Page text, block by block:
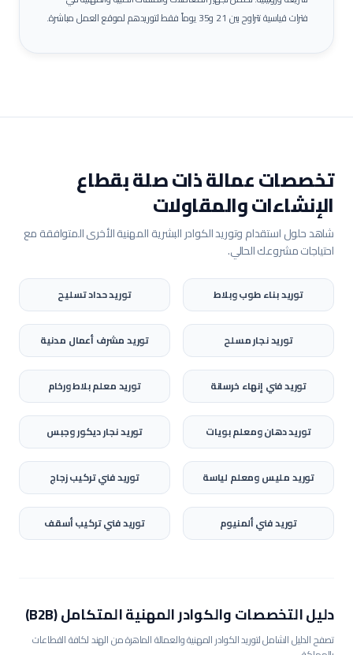
فترات قياسية تتراوح بين 21 و35 يوماً فقط لتوريدهم لموقع العمل مباشرة.
تخصصات عمالة ذات صلة بقطاع
الإنشاءات والمقاولات
شاهد حلول استقدام وتوريد الكوادر البشرية المهنية الأخرى المتوافقة مع
احتياجات مشروعك الحالي.
توريدبناء طوب وبلاط توريدحداد تسليح
توريدنجار مسلح توريدمشرف أعمال مدنية
توريدفني إنهاء خرسانة توريدمعلم بلاط ورخام
توريددهان ومعلم بويات توريدنجار ديكور وجبس
توريدمليس ومعلم لياسة توريدفني تركيب زجاج
توريدفني ألمنيوم توريدفني تركيب أسقف
دليل التخصصات والكوادر المهنية المتكامل (B2B)
تصفح الدليل الشامل لتوريد الكوادر المهنية والعمالة الماهرة من الهند لكافة القطاعات